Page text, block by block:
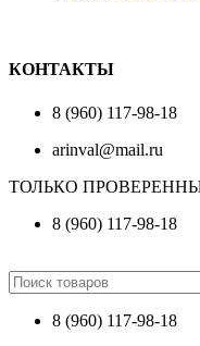
КОНТАКТЫ
8 (960) 117-98-18
arinval@mail.ru
ТОЛЬКО
8 (960) 117-98-18
8 (960) 117-98-18